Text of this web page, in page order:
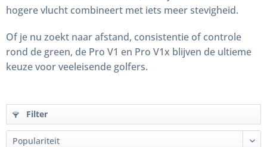
hogere vlucht combineert met iets meer stevigheid.
Of je nu zoekt naar afstand, consistentie of controle
rond de green, de Pro V1 en Pro V1x blijven de ultieme
keuze voor veeleisende golfers.
Filter